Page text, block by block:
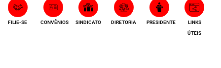
FILIE-SE CONVÊNIOS SINDICATO DIRETORIA PRESIDENTE
LINKS
ÚTEIS